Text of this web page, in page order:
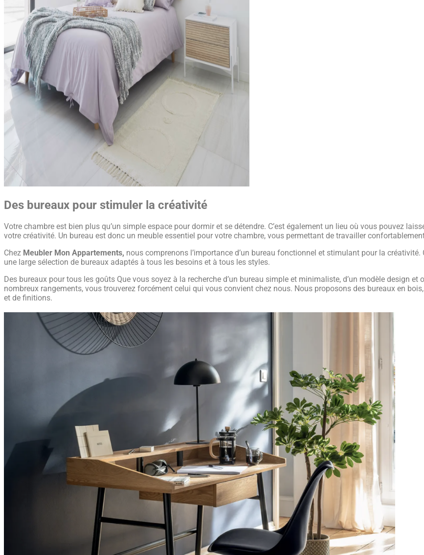
Des bureaux pour stimuler la créativité
Votre chambre est bien plus qu’un simple espace pour dormir et se détendre. C’est également un lieu où vous pouvez
votre créativité. Un bureau est donc un meuble essentiel pour votre chambre, vous permettant de travailler
Chez Meubler Mon Appartements, nous comprenons l’importance d’un bureau fonctionnel et stimulant pour la créativité.
une large sélection de bureaux adaptés à tous les besoins et à tous les styles.
Des bureaux pour tous les goûts Que vous soyez à la recherche d’un bureau simple et minimaliste, d’un modèle design et
nombreux rangements, vous trouverez forcément celui qui vous convient chez nous. Nous proposons des bureaux en
et de finitions.